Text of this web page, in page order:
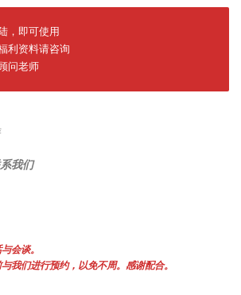
，即可使用
利资料请咨询
问老师
我们
会谈。
我们进行预约，以免不周。感谢配合。